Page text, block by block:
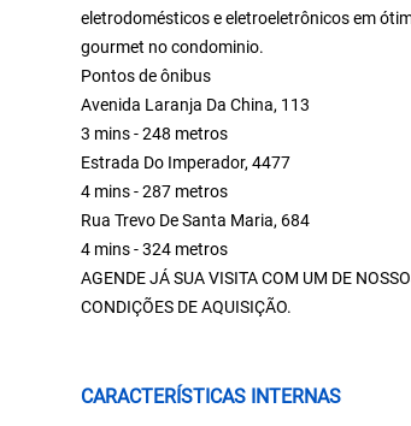
eletrodomésticos e eletroeletrônicos em
gourmet no condominio.
Pontos de ônibus
Avenida Laranja Da China, 113
3 mins - 248 metros
Estrada Do Imperador, 4477
4 mins - 287 metros
Rua Trevo De Santa Maria, 684
4 mins - 324 metros
AGENDE JÁ SUA VISITA COM UM DE
CONDIÇÕES DE AQUISIÇÃO.
CARACTERÍSTICAS INTERNAS